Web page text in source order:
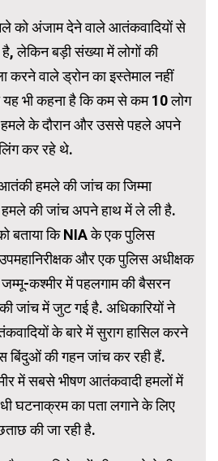
को अंजाम देने वाले आतंकवादियों से
है, लेकिन बड़ी संख्या में लोगों की
करने वाले ड्रोन का इस्तेमाल नहीं
यह भी कहना है कि कम से कम 10 लोग
हमले के दौरान और उससे पहले अपने
कर रहे थे.
हमले की जांच का जिम्मा
की जांच अपने हाथ में ले ली है.
बताया कि NIA के एक पुलिस
और एक पुलिस अधीक्षक
जम्मू-कश्मीर में पहलगाम की बैसरन
जांच में जुट गई है. अधिकारियों ने
के बारे में सुराग हासिल करने
बिंदुओं की गहन जांच कर रही हैं.
में सबसे भीषण आतंकवादी हमलों में
घटनाक्रम का पता लगाने के लिए
की जा रही है.